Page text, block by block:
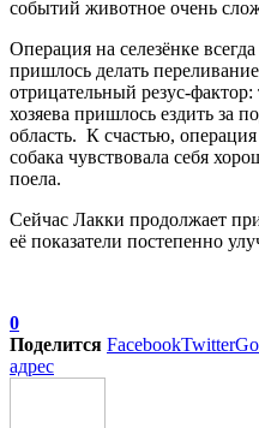
событий животное очень
Операция на селезёнке
пришлось делать
отрицательный резус-
хозяева пришлось ездить за
область. К счастью,
собака чувствовала себя
поела.
Сейчас Лакки продолжает
её показатели постепенно
0
Поделится FacebookTwitter
адрес